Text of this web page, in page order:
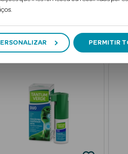
PERMITIR
Adicionar